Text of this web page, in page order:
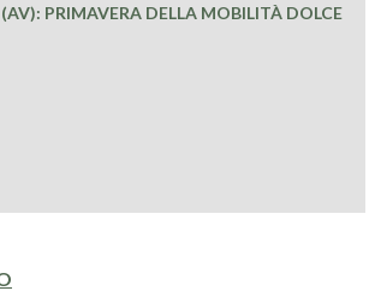
PRIMAVERA DELLA MOBILITÀ DOLCE